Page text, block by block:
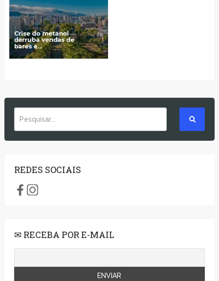
REDES SOCIAIS
✉ RECEBA POR E-MAIL